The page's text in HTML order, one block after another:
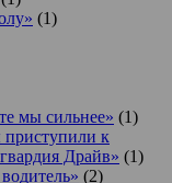
(1)
мы сильнее» (1)
к
Драйв» (1)
(2)